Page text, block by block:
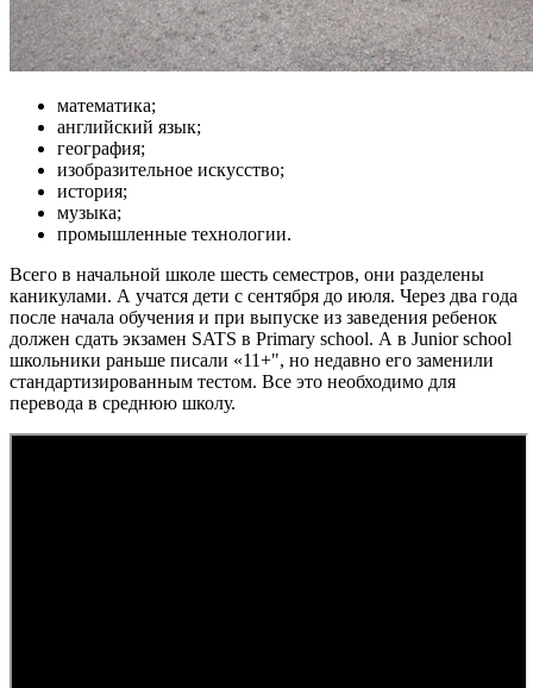
математика;
английский язык;
география;
изобразительное искусство;
история;
музыка;
промышленные технологии.
Всего в начальной школе шесть семестров, они разделены
каникулами. А учатся дети с сентября до июля. Через два года
после начала обучения и при выпуске из заведения ребенок
должен сдать экзамен SATS в Primary school. А в Junior school
школьники раньше писали «11+", но недавно его заменили
стандартизированным тестом. Все это необходимо для
перевода в среднюю школу.